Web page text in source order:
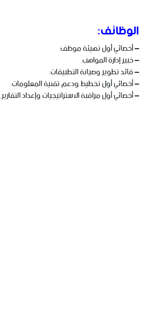
الوظائف:
– أخصائي أول تهيئة موظف.
– خبير إدارة المواهب.
– قائد تطوير وصيانة التطبيقات.
– أخصائي أول تخطيط ودعم تقنية المعلومات.
– أخصائي أول مراقبة الاستراتيجيات وإعداد التقارير.